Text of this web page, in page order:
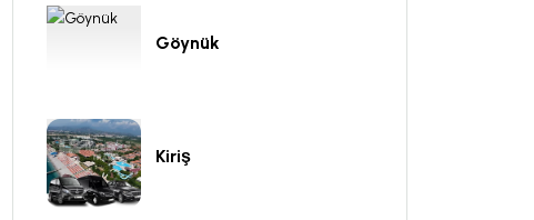
Göynük
Kiriş